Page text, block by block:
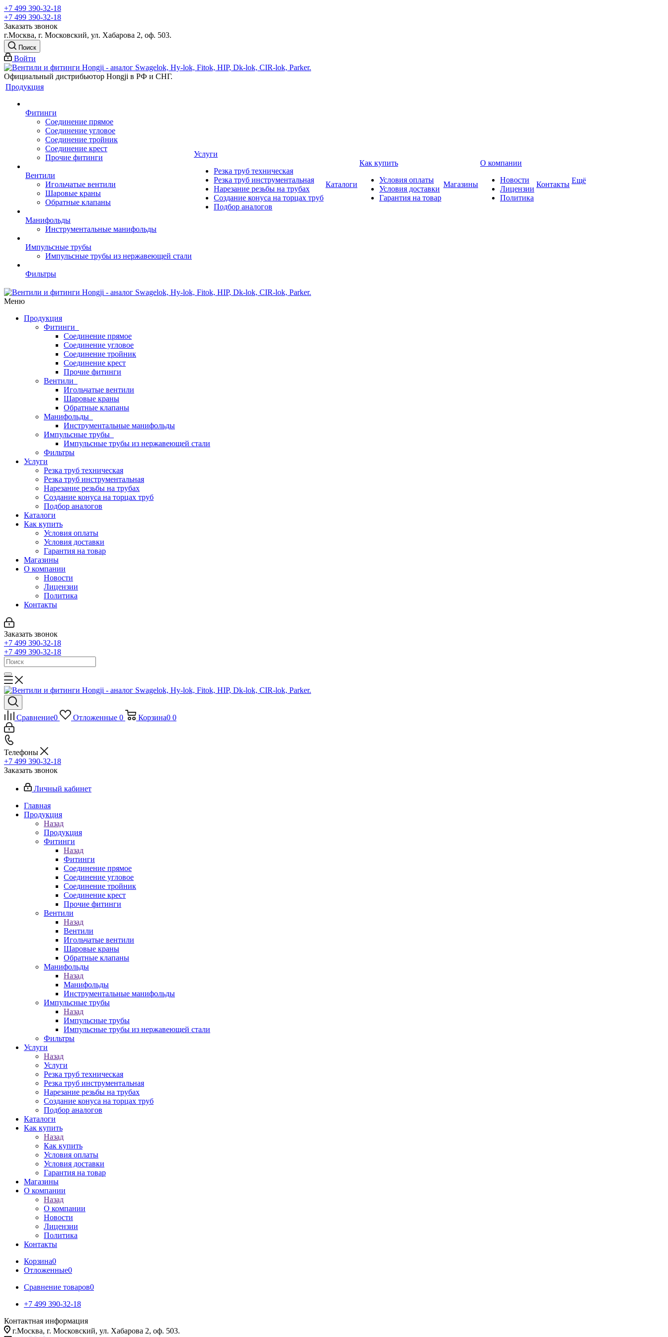
+7 499 390-32-18
+7 499 390-32-18
Заказать звонок
г.Москва, г. Московский, ул. Хабарова 2, оф. 503.
Поиск
Войти
Официальный дистрибьютор Hongji в РФ и СНГ.
Продукция
Фитинги
Соединение прямое
Соединение угловое
Соединение тройник
Соединение крест
Прочие фитинги
Вентили
Игольчатые вентили
Шаровые краны
Обратные клапаны
Манифольды
Инструментальные манифольды
Импульсные трубы
Импульсные трубы из нержавеющей стали
Фильтры
Услуги
Резка труб техническая
Резка труб инструментальная
Нарезание резьбы на трубах
Создание конуса на торцах труб
Подбор аналогов
Каталоги
Как купить
Условия оплаты
Условия доставки
Гарантия на товар
Магазины
О компании
Новости
Лицензии
Политика
Контакты Ещё
Меню
Продукция
Фитинги
Соединение прямое
Соединение угловое
Соединение тройник
Соединение крест
Прочие фитинги
Вентили
Игольчатые вентили
Шаровые краны
Обратные клапаны
Манифольды
Инструментальные манифольды
Импульсные трубы
Импульсные трубы из нержавеющей стали
Фильтры
Услуги
Резка труб техническая
Резка труб инструментальная
Нарезание резьбы на трубах
Создание конуса на торцах труб
Подбор аналогов
Каталоги
Как купить
Условия оплаты
Условия доставки
Гарантия на товар
Магазины
О компании
Новости
Лицензии
Политика
Контакты
Заказать звонок
+7 499 390-32-18
+7 499 390-32-18
Сравнение0 Отложенные 0 Корзина0 0
Телефоны
+7 499 390-32-18
Заказать звонок
Личный кабинет
Главная
Продукция
Назад
Продукция
Фитинги
Назад
Фитинги
Соединение прямое
Соединение угловое
Соединение тройник
Соединение крест
Прочие фитинги
Вентили
Назад
Вентили
Игольчатые вентили
Шаровые краны
Обратные клапаны
Манифольды
Назад
Манифольды
Инструментальные манифольды
Импульсные трубы
Назад
Импульсные трубы
Импульсные трубы из нержавеющей стали
Фильтры
Услуги
Назад
Услуги
Резка труб техническая
Резка труб инструментальная
Нарезание резьбы на трубах
Создание конуса на торцах труб
Подбор аналогов
Каталоги
Как купить
Назад
Как купить
Условия оплаты
Условия доставки
Гарантия на товар
Магазины
О компании
Назад
О компании
Новости
Лицензии
Политика
Контакты
Корзина0
Отложенные0
Сравнение товаров0
+7 499 390-32-18
Контактная информация
г.Москва, г. Московский, ул. Хабарова 2, оф. 503.